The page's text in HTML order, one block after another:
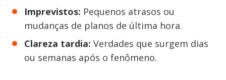
Imprevistos: Pequenos atrasos ou
mudanças de planos de última hora.
Clareza tardia: Verdades que surgem dias
ou semanas após o fenômeno.